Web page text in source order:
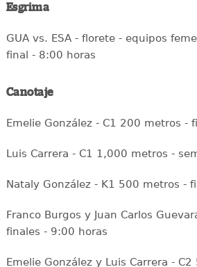
Esgrima
GUA vs. ESA - florete - equipos
final - 8:00 horas
Canotaje
Emelie González - C1 200 metros -
Luis Carrera - C1 1,000 metros -
Nataly González - K1 500 metros -
Franco Burgos y Juan Carlos
finales - 9:00 horas
Emelie González y Luis Carrera -